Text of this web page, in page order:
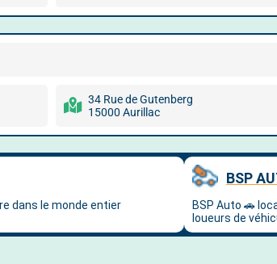
34 Rue de Gutenberg
15000 Aurillac